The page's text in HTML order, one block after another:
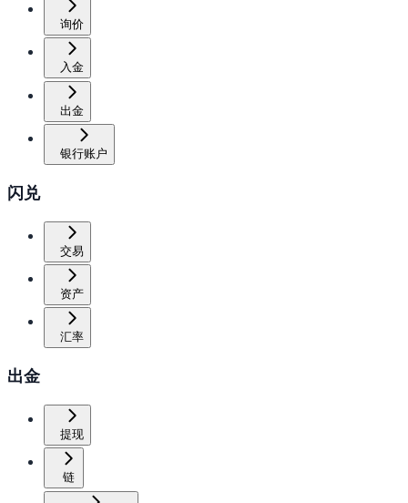
询价
入金
出金
银行账户
闪兑
交易
资产
汇率
出金
提现
链